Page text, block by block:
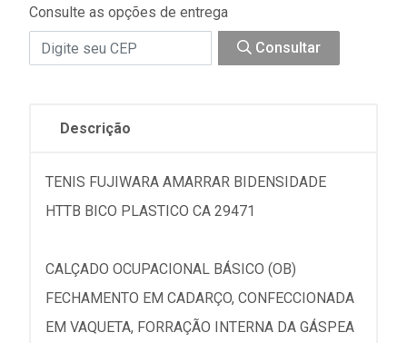
Consulte as opções de entrega
Consultar
Descrição
TENIS FUJIWARA AMARRAR BIDENSIDADE
HTTB BICO PLASTICO CA 29471
CALÇADO OCUPACIONAL BÁSICO (OB)
FECHAMENTO EM CADARÇO, CONFECCIONADA
EM VAQUETA, FORRAÇÃO INTERNA DA GÁSPEA